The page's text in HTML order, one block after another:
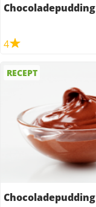
4
RECEPT